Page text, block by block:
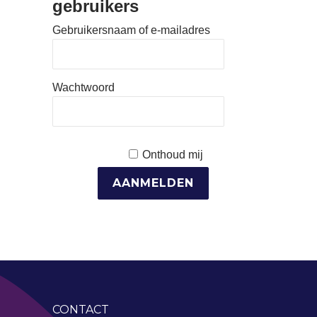
gebruikers
Gebruikersnaam of e-mailadres
Wachtwoord
Onthoud mij
CONTACT